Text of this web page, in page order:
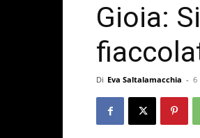
Gioia:
Di Eva Saltalamacchia - 6